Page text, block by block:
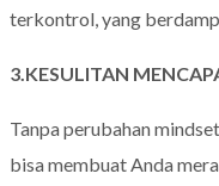
terkontrol, yang
3.KESULITAN
Tanpa perubahan
bisa membuat Anda